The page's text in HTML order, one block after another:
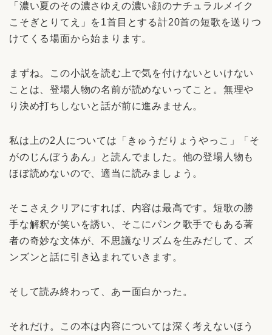
「濃い夏のその濃さゆえの濃い顔のナチュラルメイク
こそぎとりてえ」を1首目とする計20首の短歌を送りつ
けてくる場面から始まります。
まずね。この小説を読む上で気を付けないといけない
ことは、登場人物の名前が読めないってこと。無理や
り決め打ちしないと話が前に進みません。
私は上の2人については「きゅうだりょうやっこ」「そ
がのじんぼうあん」と読んでました。他の登場人物も
ほぼ読めないので、適当に読みましょう。
そこさえクリアにすれば、内容は最高です。短歌の勝
手な解釈が笑いを誘い、そこにパンク歌手でもある著
者の奇妙な文体が、不思議なリズムを生みだして、ズ
ンズンと話に引き込まれていきます。
そして読み終わって、あー面白かった。
それだけ。この本は内容については深く考えないほう